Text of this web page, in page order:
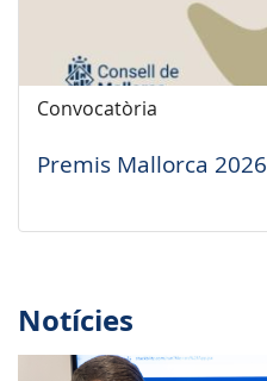
Convocatòria
Premis Mallorca 2026
Notícies